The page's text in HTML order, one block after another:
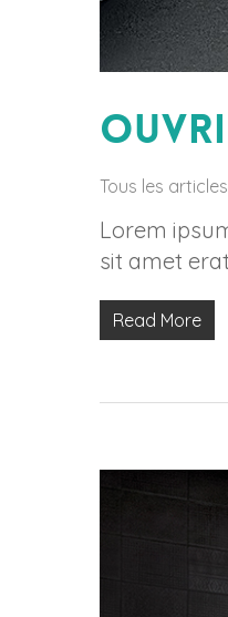
Tous les articles
Lorem
sit amet
Read More